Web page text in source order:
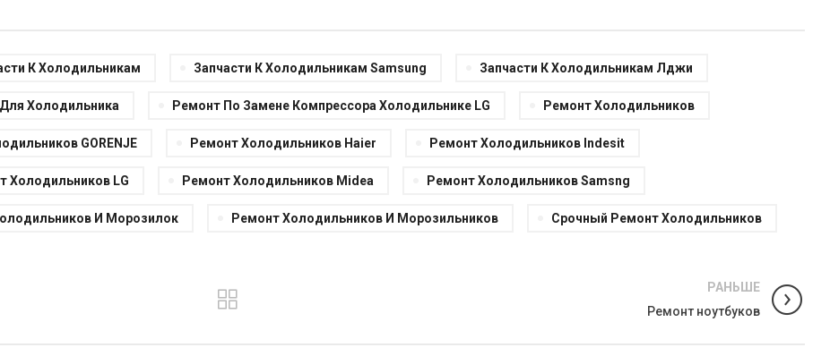
К Холодильникам Запчасти К Холодильникам Samsung Запчасти К Холодильникам Лджи
Холодильника Ремонт По Замене Компрессора Холодильнике LG Ремонт Холодильников
GORENJE Ремонт Холодильников Haier Ремонт Холодильников Indesit
Холодильников LG Ремонт Холодильников Midea Ремонт Холодильников Samsng
И Морозилок Ремонт Холодильников И Морозильников Срочный Ремонт Холодильников
РАНЬШЕ
Ремонт ноутбуков